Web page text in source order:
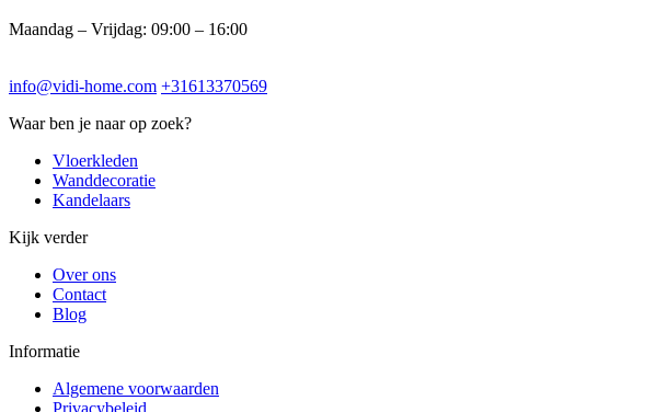
Maandag – Vrijdag: 09:00 – 16:00
info@vidi-home.com +31613370569
Waar ben je naar op zoek?
Vloerkleden
Wanddecoratie
Kandelaars
Kijk verder
Over ons
Contact
Blog
Informatie
Algemene voorwaarden
Privacybeleid